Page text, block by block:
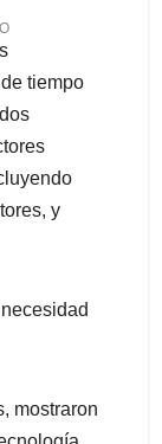
tiempo
y
mostraron